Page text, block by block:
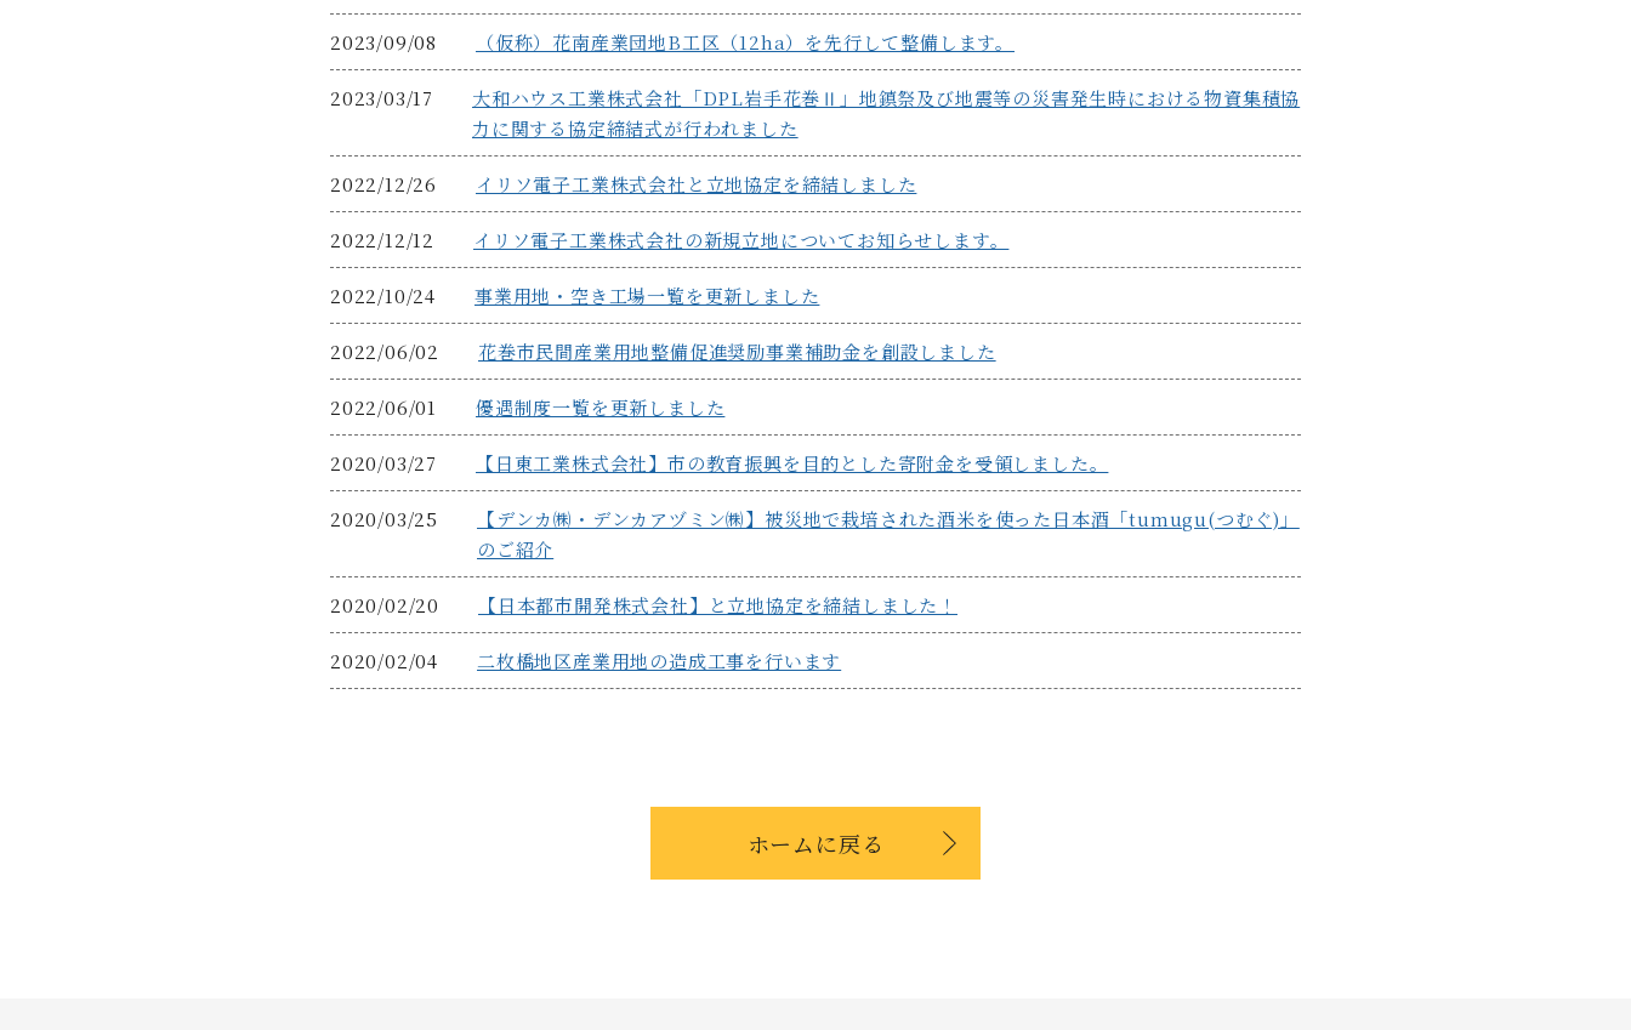
2023/09/08 （仮称）花南産業団地B工区（12ha）を先行して整備します。
2023/03/17
大和ハウス工業株式会社「DPL岩手花巻Ⅱ」地鎮祭及び地震等の災害発生時における物資集積協
力に関する協定締結式が行われました
2022/12/26 イリソ電子工業株式会社と立地協定を締結しました
2022/12/12 イリソ電子工業株式会社の新規立地についてお知らせします。
2022/10/24 事業用地・空き工場一覧を更新しました
2022/06/02 花巻市民間産業用地整備促進奨励事業補助金を創設しました
2022/06/01 優遇制度一覧を更新しました
2020/03/27 【日東工業株式会社】市の教育振興を目的とした寄附金を受領しました。
2020/03/25
【デンカ㈱・デンカアヅミン㈱】被災地で栽培された酒米を使った日本酒「tumugu(つむぐ)」
のご紹介
2020/02/20 【日本都市開発株式会社】と立地協定を締結しました！
2020/02/04 ⼆枚橋地区産業⽤地の造成⼯事を⾏います
ホームに戻る